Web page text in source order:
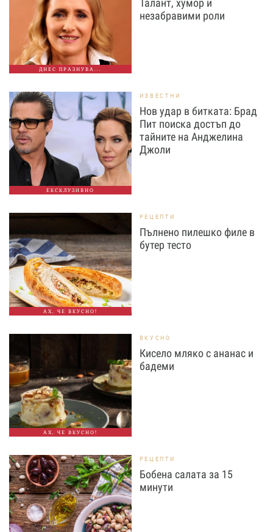
ДНЕС ПРАЗНУВА...
незабравими роли
ЕКСКЛУЗИВНО
ИЗВЕСТНИ
Нов удар в битката: Брад
Пит поиска достъп до
тайните на Анджелина
Джоли
АХ, ЧЕ ВКУСНО!
РЕЦЕПТИ
Пълнено пилешко филе в
бутер тесто
АХ, ЧЕ ВКУСНО!
ВКУСНО
Кисело мляко с ананас и
бадеми
РЕЦЕПТИ
Бобена салата за 15
минути